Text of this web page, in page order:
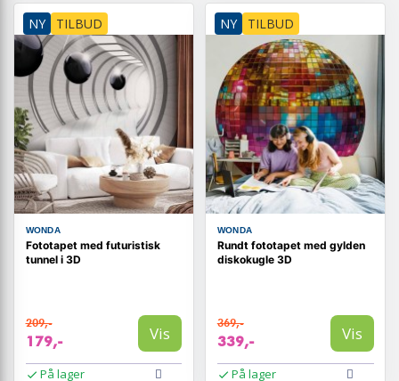
NY TILBUD
WONDA
Fototapet med futuristisk
tunnel i 3D
209,-
179,- Vis
På lager
NY TILBUD
WONDA
Rundt fototapet med gylden
diskokugle 3D
369,-
339,- Vis
På lager